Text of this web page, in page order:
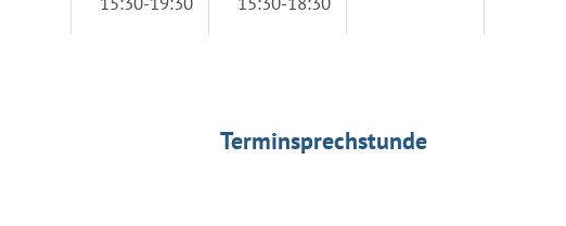
Terminsprechstunde